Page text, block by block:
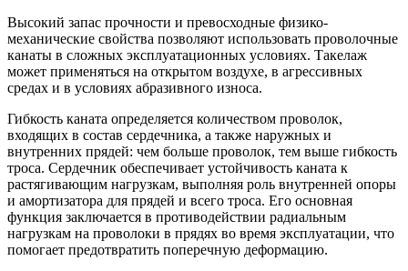
Высокий запас прочности и превосходные физико-
механические свойства позволяют использовать проволочные
канаты в сложных эксплуатационных условиях. Такелаж
может применяться на открытом воздухе, в агрессивных
средах и в условиях абразивного износа.
Гибкость каната определяется количеством проволок,
входящих в состав сердечника, а также наружных и
внутренних прядей: чем больше проволок, тем выше гибкость
троса. Сердечник обеспечивает устойчивость каната к
растягивающим нагрузкам, выполняя роль внутренней опоры
и амортизатора для прядей и всего троса. Его основная
функция заключается в противодействии радиальным
нагрузкам на проволоки в прядях во время эксплуатации, что
помогает предотвратить поперечную деформацию.